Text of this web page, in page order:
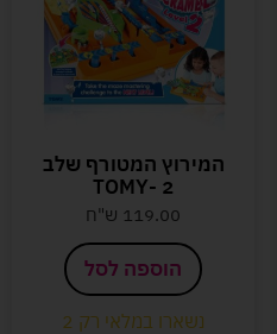
המירוץ המטורף שלב
2 -TOMY
119.00 ש"ח
הוספה לסל
נשארו במלאי רק 2